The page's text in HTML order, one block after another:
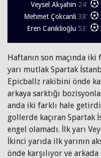
Veysel Akşahin 24'
Mehmet Çokcanlı 38'
Eren Caniklioğlu 53'
Haftanın son maçında
yarı mutlak Spartak
Epicballz rakibini önde
arkaya sarktığı
anda iki farklı hale
gollerde kaçıran Spartak
engel olamadı. İlk yarı
İkinci yarıda ilk yarının
önde karşılıyor ve